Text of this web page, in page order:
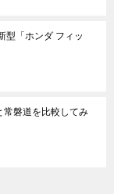
型「ホンダ フィッ
常磐道を比較してみ